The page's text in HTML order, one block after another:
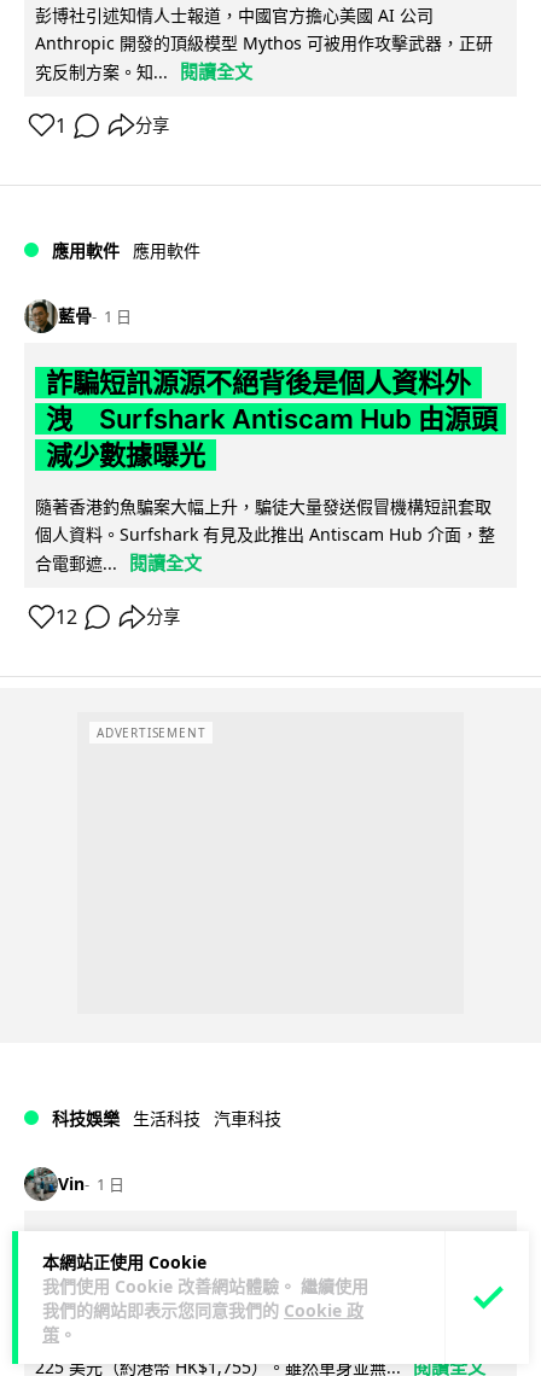
本網站正使用 Cookie
我們使用 Cookie 改善網站體驗。 繼續使用
我們的網站即表示您同意我們的 Cookie 政
策 。
彭博社引述知情人士報道，中國官方擔心美國 AI 公司
Anthropic 開發的頂級模型 Mythos 可被用作攻擊武器，正研
究反制方案。知...
閱讀全文
1 分享
應用軟件 應用軟件
藍骨 1 日
詐騙短訊源源不絕背後是個人資料外
洩 Surfshark Antiscam Hub 由源頭
減少數據曝光
隨著香港釣魚騙案大幅上升，騙徒大量發送假冒機構短訊套取
個人資料。Surfshark 有見及此推出 Antiscam Hub 介面，整
合電郵遮...
閱讀全文
12 分享
ADVERTISEMENT
科技娛樂 生活科技 汽車科技
Vin 1 日
Tesla 無預警推出兒童車 無電池電機一
樣秒殺 炒至約港幣39萬
Tesla 無預警推出 Balance Bike for Kids 兒童平衡車，定價
225 美元（約港幣 HK$1,755）。雖然車身並無... 閱讀全文